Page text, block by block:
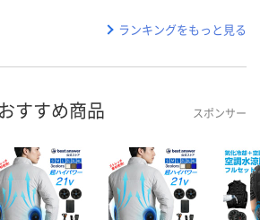
ランキングをもっと見る
すすめ商品 スポンサー